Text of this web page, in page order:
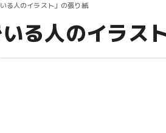
いる人のイラスト」の張り紙
いる人のイラス